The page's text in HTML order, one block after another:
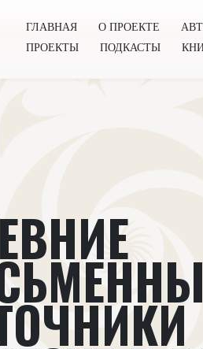
ГЛАВНАЯ О ПРОЕКТЕ
ПРОЕКТЫ
ПОДКАСТЫ